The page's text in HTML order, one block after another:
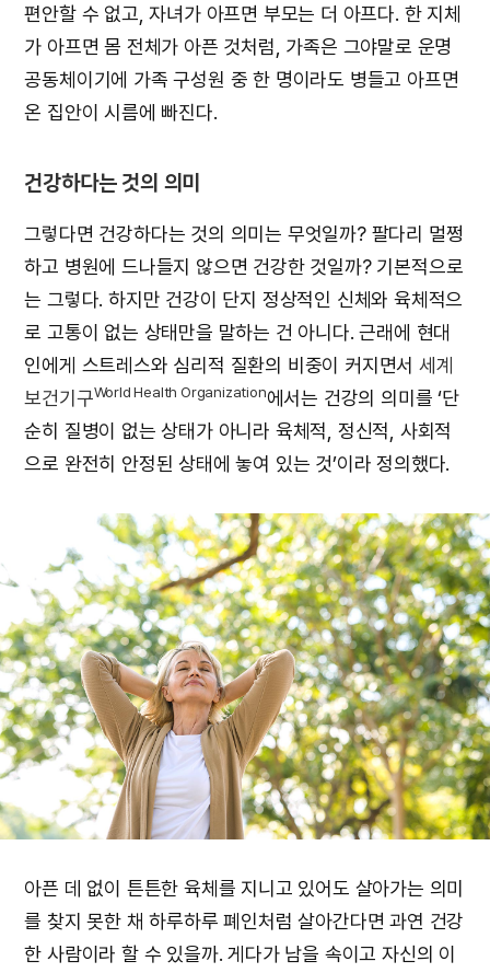
편안할 수 없고, 자녀가 아프면 부모는 더 아프다. 한 지체
가 아프면 몸 전체가 아픈 것처럼, 가족은 그야말로 운명
공동체이기에 가족 구성원 중 한 명이라도 병들고 아프면
온 집안이 시름에 빠진다.
건강하다는 것의 의미
그렇다면 건강하다는 것의 의미는 무엇일까? 팔다리 멀쩡
하고 병원에 드나들지 않으면 건강한 것일까? 기본적으로
는 그렇다. 하지만 건강이 단지 정상적인 신체와 육체적으
로 고통이 없는 상태만을 말하는 건 아니다. 근래에 현대
인에게 스트레스와 심리적 질환의 비중이 커지면서 세계
보건기구World Health Organization에서는 건강의 의미를 ‘단
순히 질병이 없는 상태가 아니라 육체적, 정신적, 사회적
으로 완전히 안정된 상태에 놓여 있는 것’이라 정의했다.
아픈 데 없이 튼튼한 육체를 지니고 있어도 살아가는 의미
를 찾지 못한 채 하루하루 폐인처럼 살아간다면 과연 건강
한 사람이라 할 수 있을까. 게다가 남을 속이고 자신의 이